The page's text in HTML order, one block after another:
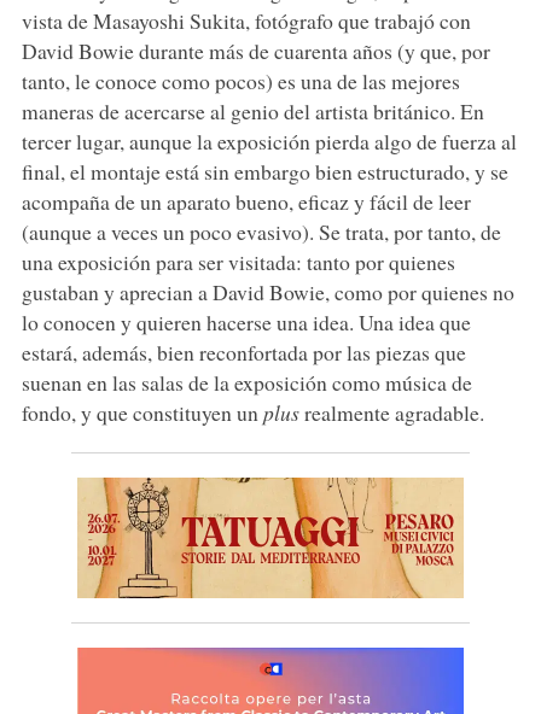
vista de Masayoshi Sukita, fotógrafo que trabajó con
David Bowie durante más de cuarenta años (y que, por
tanto, le conoce como pocos) es una de las mejores
maneras de acercarse al genio del artista británico. En
tercer lugar, aunque la exposición pierda algo de fuerza al
final, el montaje está sin embargo bien estructurado, y se
acompaña de un aparato bueno, eficaz y fácil de leer
(aunque a veces un poco evasivo). Se trata, por tanto, de
una exposición para ser visitada: tanto por quienes
gustaban y aprecian a David Bowie, como por quienes no
lo conocen y quieren hacerse una idea. Una idea que
estará, además, bien reconfortada por las piezas que
suenan en las salas de la exposición como música de
fondo, y que constituyen un plusrealmente agradable.